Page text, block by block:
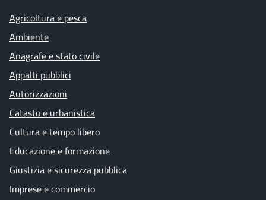
Agricoltura e pesca
Ambiente
Anagrafe e stato civile
Appalti pubblici
Autorizzazioni
Catasto e urbanistica
Cultura e tempo libero
Educazione e formazione
Giustizia e sicurezza pubblica
Imprese e commercio